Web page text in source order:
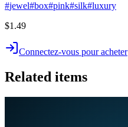
#jewel#box#pink#silk#luxury
$1.49
Connectez-vous pour acheter
Related items